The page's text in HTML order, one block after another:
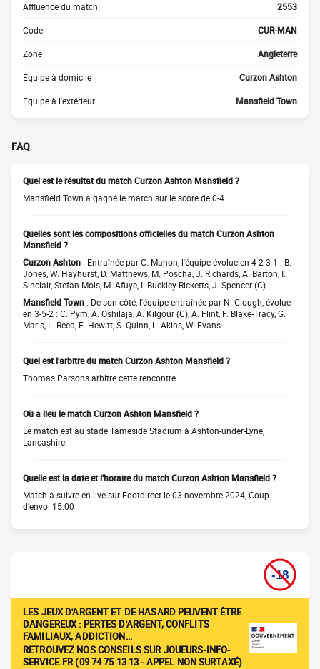
Affluence du match 2553
Code CUR-MAN
Zone Angleterre
Equipe à domicile Curzon Ashton
Equipe à l'extérieur Mansfield Town
FAQ
Quel est le résultat du match Curzon Ashton Mansfield ?
Mansfield Town a gagné le match sur le score de 0-4
Quelles sont les compositions officielles du match Curzon Ashton
Mansfield ?
Curzon Ashton : Entraînée par C. Mahon, l'équipe évolue en 4-2-3-1 : B.
Jones, W. Hayhurst, D. Matthews, M. Poscha, J. Richards, A. Barton, I.
Sinclair, Stefan Mols, M. Afuye, I. Buckley-Ricketts, J. Spencer (C)
Mansfield Town : De son côté, l'équipe entraînée par N. Clough, évolue
en 3-5-2 : C. Pym, A. Oshilaja, A. Kilgour (C), A. Flint, F. Blake-Tracy, G.
Maris, L. Reed, E. Hewitt, S. Quinn, L. Akins, W. Evans
Quel est l'arbitre du match Curzon Ashton Mansfield ?
Thomas Parsons arbitre cette rencontre
Où a lieu le match Curzon Ashton Mansfield ?
Le match est au stade Tameside Stadium à Ashton-under-Lyne,
Lancashire
Quelle est la date et l'horaire du match Curzon Ashton Mansfield ?
Match à suivre en live sur Footdirect le 03 novembre 2024, Coup
d'envoi 15:00
LES JEUX D'ARGENT ET DE HASARD PEUVENT ÊTRE
DANGEREUX : PERTES D'ARGENT, CONFLITS
FAMILIAUX, ADDICTION…
RETROUVEZ NOS CONSEILS SUR JOUEURS-INFO-
SERVICE.FR (09 74 75 13 13 - APPEL NON SURTAXÉ)